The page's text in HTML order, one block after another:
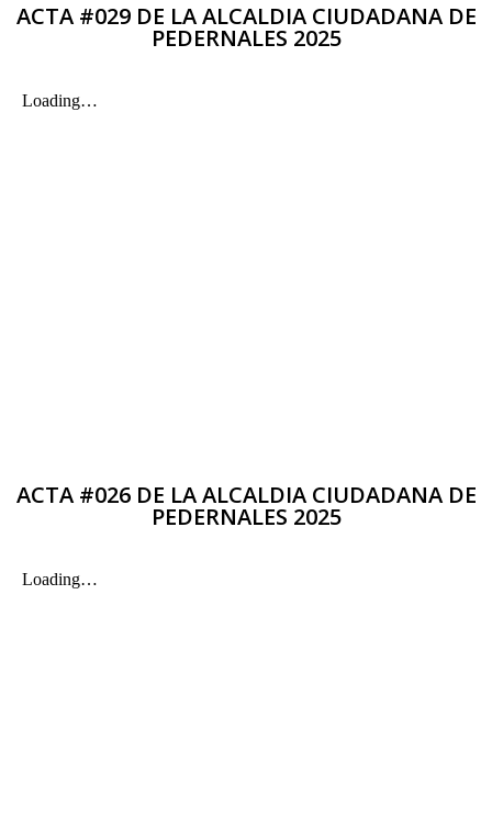
ACTA #029 DE LA ALCALDIA CIUDADANA DE
PEDERNALES 2025
ACTA #026 DE LA ALCALDIA CIUDADANA DE
PEDERNALES 2025